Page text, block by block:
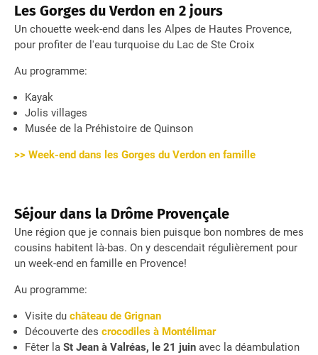
Les Gorges du Verdon en 2 jours
Un chouette week-end dans les Alpes de Hautes Provence,
pour profiter de l'eau turquoise du Lac de Ste Croix
Au programme:
Kayak
Jolis villages
Musée de la Préhistoire de Quinson
>> Week-end dans les Gorges du Verdon en famille
Séjour dans la Drôme Provençale
Une région que je connais bien puisque bon nombres de mes
cousins habitent là-bas. On y descendait régulièrement pour
un week-end en famille en Provence!
Au programme:
Visite du château de Grignan
Découverte des crocodiles à Montélimar
Fêter la St Jean à Valréas, le 21 juin avec la déambulation